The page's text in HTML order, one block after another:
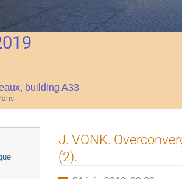
building A33
J. VONK.
(2).